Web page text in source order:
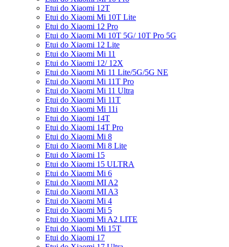
Etui do Xiaomi 12T
Etui do Xiaomi Mi 10T Lite
Etui do Xiaomi 12 Pro
Etui do Xiaomi Mi 10T 5G/ 10T Pro 5G
Etui do Xiaomi 12 Lite
Etui do Xiaomi Mi 11
Etui do Xiaomi 12/ 12X
Etui do Xiaomi Mi 11 Lite/5G/5G NE
Etui do Xiaomi Mi 11T Pro
Etui do Xiaomi Mi 11 Ultra
Etui do Xiaomi Mi 11T
Etui do Xiaomi Mi 11i
Etui do Xiaomi 14T
Etui do Xiaomi 14T Pro
Etui do Xiaomi Mi 8
Etui do Xiaomi Mi 8 Lite
Etui do Xiaomi 15
Etui do Xiaomi 15 ULTRA
Etui do Xiaomi Mi 6
Etui do Xiaomi MI A2
Etui do Xiaomi MI A3
Etui do Xiaomi Mi 4
Etui do Xiaomi Mi 5
Etui do Xiaomi Mi A2 LITE
Etui do Xiaomi Mi 15T
Etui do Xiaomi 17